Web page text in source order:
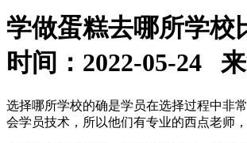
学做蛋糕去哪所学校
时间：2022-05-24
选择哪所学校的确是学员在选择过程中非
会学员技术，所以他们有专业的西点老师